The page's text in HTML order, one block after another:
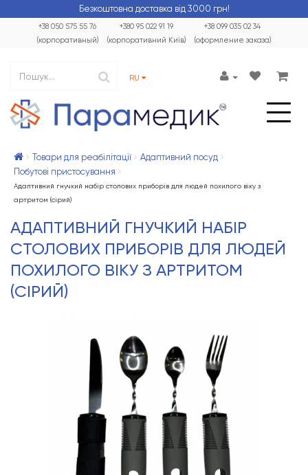
Безкоштовна доставка від 3000 грн!
+38 099 035 02 34
(оформление заказа)
+38 050 575 55 76
(корпоративный)
+380 95 022 91 19
(корпоративний Київ)
RU
Товари для реабілітації
Адаптивний посуд
Побутові пристосування
Адаптивний гнучкий набір столових приборів для людей похилого віку з
артритом (сірий)
АДАПТИВНИЙ ГНУЧКИЙ НАБІР
СТОЛОВИХ ПРИБОРІВ ДЛЯ ЛЮДЕЙ
ПОХИЛОГО ВІКУ З АРТРИТОМ
(СІРИЙ)